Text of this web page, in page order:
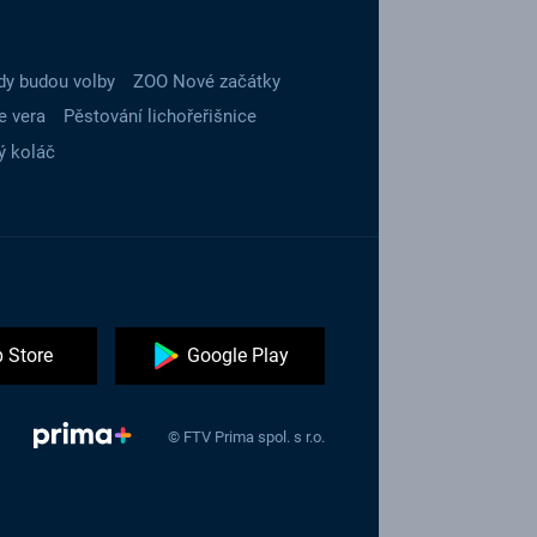
budou volby
ZOO Nové začátky
vera
Pěstování lichořeřišnice
koláč
Store Google Play
© FTV Prima spol. s r.o.